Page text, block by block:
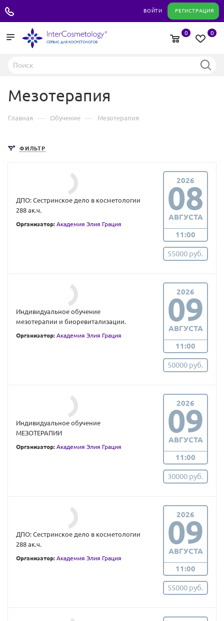
ВОЙТИ РЕГИСТРАЦИЯ
0
0
Мезотерапия
Главная — Обучение — Мезотерапия
ФИЛЬТР
ДПО: Сестринское дело в косметологии
288 ак.ч.
Организатор: Академия Элия Грация
2026
08
АВГУСТА
11:00
55000 руб.
Индивидуальное обучение
мезотерапии и биоревитализации.
Организатор: Академия Элия Грация
2026
09
АВГУСТА
11:00
50000 руб.
Индивидуальное обучение
МЕЗОТЕРАПИИ
Организатор: Академия Элия Грация
2026
09
АВГУСТА
11:00
30000 руб.
ДПО: Сестринское дело в косметологии
288 ак.ч.
Организатор: Академия Элия Грация
2026
09
АВГУСТА
11:00
55000 руб.